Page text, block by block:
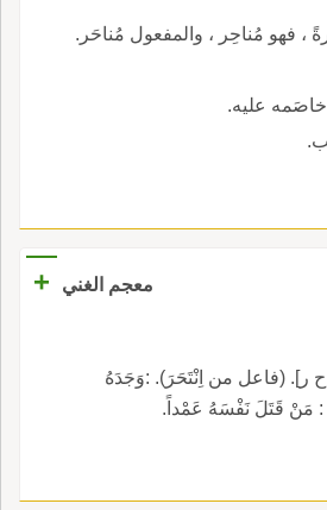
، فهو مُناحِر ، والمفعول مُناحَر.
خاصَمه عليه.
معجم الغني
+
ر]. (فاعل من اِنْتَحَرَ). :وَجَدَهُ
: مَنْ قَتَلَ نَفْسَهُ عَمْداً.